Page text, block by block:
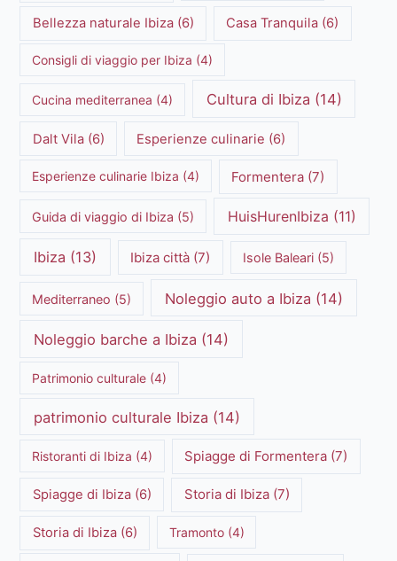
Bellezza naturale Ibiza(6) Casa Tranquila (6)
Consigli di viaggio per Ibiza (4)
Cucina mediterranea (4) Cultura di Ibiza (14)
Dalt Vila(6) Esperienze culinarie (6)
Esperienze culinarie Ibiza (4) Formentera (7)
Guida di viaggio di Ibiza (5) HuisHurenIbiza (11)
Ibiza (13) Ibiza città (7) Isole Baleari(5)
Mediterraneo (5) Noleggio auto a Ibiza (14)
Noleggio barche a Ibiza (14)
Patrimonio culturale (4)
patrimonio culturale Ibiza (14)
Ristoranti di Ibiza (4) Spiagge di Formentera (7)
Spiagge di Ibiza(6) Storia di Ibiza(7)
Storia di Ibiza(6) Tramonto(4)